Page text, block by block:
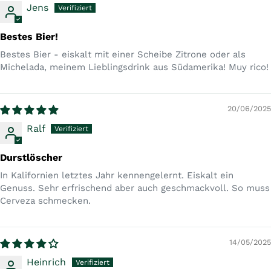
Jens
Bestes Bier!
Bestes Bier - eiskalt mit einer Scheibe Zitrone oder als
Michelada, meinem Lieblingsdrink aus Südamerika! Muy rico!
20/06/2025
Ralf
Durstlöscher
In Kalifornien letztes Jahr kennengelernt. Eiskalt ein
Genuss. Sehr erfrischend aber auch geschmackvoll. So muss
Cerveza schmecken.
14/05/2025
Heinrich